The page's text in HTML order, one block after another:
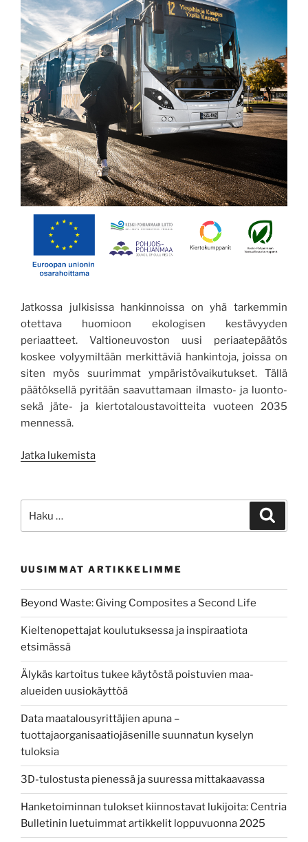
Jatkossa julkisissa hankinnoissa on yhä tarkemmin
otettava huomioon ekologisen kestävyyden
periaatteet. Valtioneuvoston uusi periaatepäätös
koskee volyymiltään merkittäviä hankintoja, joissa on
siten myös suurimmat ympäristövaikutukset. Tällä
päätöksellä pyritään saavuttamaan ilmasto- ja luonto-
sekä jäte- ja kiertotaloustavoitteita vuoteen 2035
mennessä.
Jatka lukemista”Lisäbonuksesta
Julkisten
UUSIMMAT ARTIKKELIMME
Beyond Waste: Giving Composites a Second Life
Kieltenopettajat koulutuksessa ja inspiraatiota
etsimässä
Älykäs kartoitus tukee käytöstä poistuvien maa-
alueiden uusiokäyttöä
Data maatalousyrittäjien apuna –
tuottajaorganisaatiojäsenille suunnatun kyselyn
tuloksia
3D-tulostusta pienessä ja suuressa mittakaavassa
Hanketoiminnan tulokset kiinnostavat lukijoita: Centria
Bulletinin luetuimmat artikkelit loppuvuonna 2025